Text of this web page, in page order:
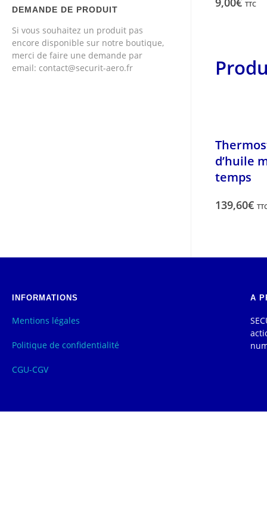
TTC
d’huile
temps
139,60€
DEMANDE DE PRODUIT
Si vous souhaitez un produit pas
encore disponible sur notre boutique,
merci de faire une demande par
email: contact@securit-aero.fr
INFORMATIONS
Mentions légales
Politique de confidentialité
CGU-CGV
A